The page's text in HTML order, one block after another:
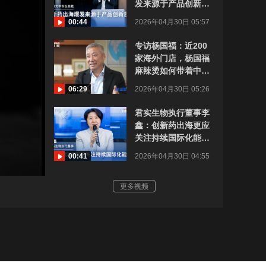
00:44
发来源于产品创新质
上海请回答”系列研讨
会
2026年04月30日 05:57
06:29
专访杨国福：近200
家海外门店，杨国福
麻辣烫如何带着中国
2026年04月30日 05:26
00:41
君实生物执行董事李
鑫：创新药出海更应
关注持续国际化能力
答”系列研讨会
2026年04月30日 04:55
更多视频